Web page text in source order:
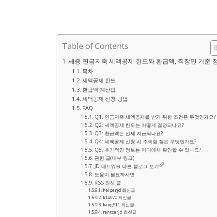
Table of Contents
세종 연금저축 세액공제 한도와 환급액, 직장인 기준
목차
세액공제 한도
환급액 계산법
세액공제 신청 방법
FAQ
Q1: 연금저축 세액공제를 받기 위한 조건은 무엇인가요?
Q2: 세액공제 한도는 어떻게 결정되나요?
Q3: 환급액은 언제 지급되나요?
Q4: 세액공제 신청 시 주의할 점은 무엇인가요?
Q5: 추가적인 정보는 어디에서 확인할 수 있나요?
관련 글(내부 링크)
JD 네트워크 다른 블로그 보기
도움이 필요하시면
RSS 최신 글
helperjd 최신글
k14970 최신글
kang611 최신글
rentcarjd 최신글